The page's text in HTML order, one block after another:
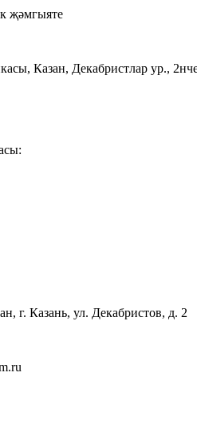
җәмгыяте
Казан, Декабристлар ур.,
г. Казань, ул. Декабристов, д. 2